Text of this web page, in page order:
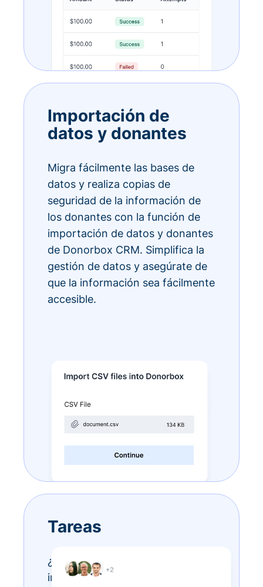
Importación de
datos y donantes
Migra fácilmente las bases de
datos y realiza copias de
seguridad de la información de
los donantes con la función de
importación de datos y donantes
de Donorbox CRM. Simplifica la
gestión de datos y asegúrate de
que la información sea fácilmente
accesible.
Tareas
¿Tienes listas de tareas
interminables? Hazlas realidad